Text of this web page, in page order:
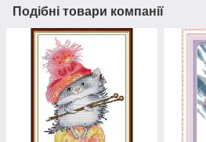
Подібні товари компанії